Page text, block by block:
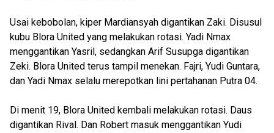
Usai kebobolan, kiper Mardiansyah digantikan Zaki. Disusul
kubu Blora United yang melakukan rotasi. Yadi Nmax
menggantikan Yasril, sedangkan Arif Susupga digantikan
Zeki. Blora United terus tampil menekan. Fajri, Yudi Guntara,
dan Yadi Nmax selalu merepotkan lini pertahanan Putra 04.
Di menit 19, Blora United kembali melakukan rotasi. Daus
digantikan Rival. Dan Robert masuk menggantikan Yudi